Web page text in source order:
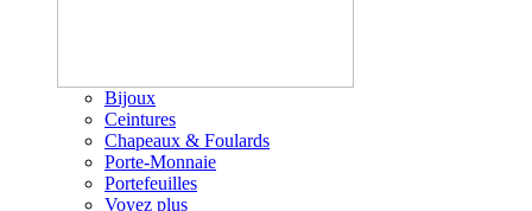
Bijoux
Ceintures
Chapeaux & Foulards
Porte-Monnaie
Portefeuilles
Voyez plus